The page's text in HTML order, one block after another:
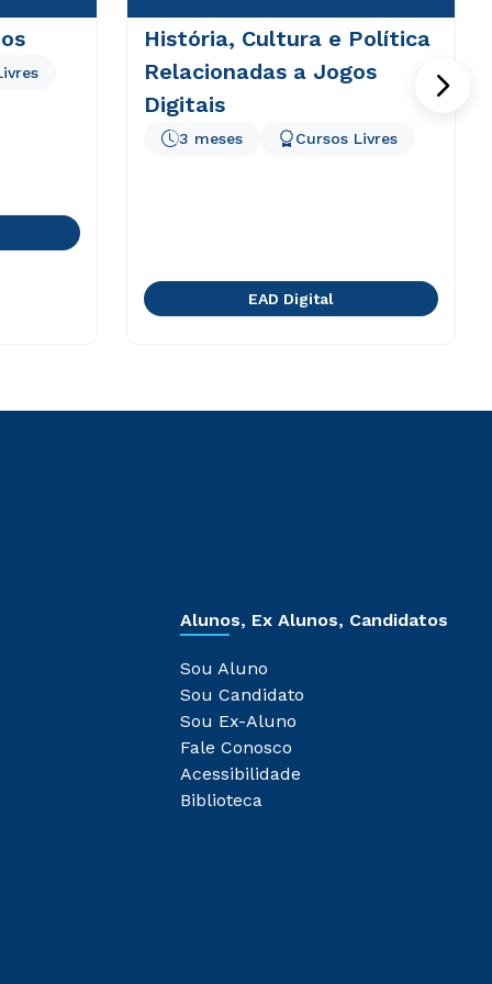
História, Cultura e Política
Relacionadas a Jogos
Digitais
3 meses Cursos Livres
EAD Digital
Alunos, Ex Alunos, Candidatos
Sou Aluno
Sou Candidato
Sou Ex-Aluno
Fale Conosco
Acessibilidade
Biblioteca